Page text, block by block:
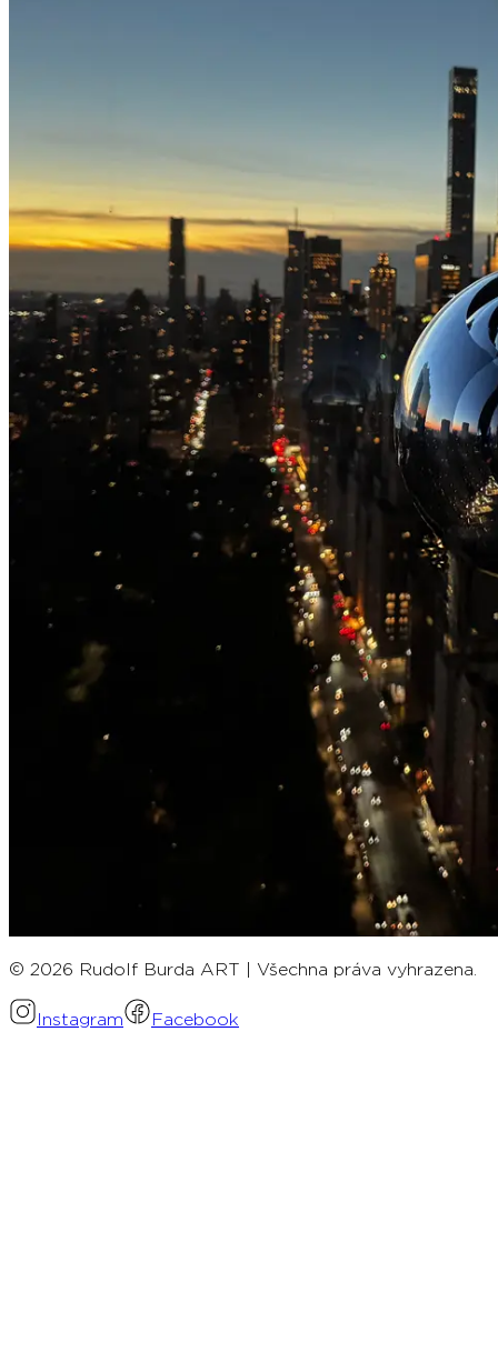
© 2026 Rudolf Burda ART | Všechna práva vyhrazena.
Instagram Facebook